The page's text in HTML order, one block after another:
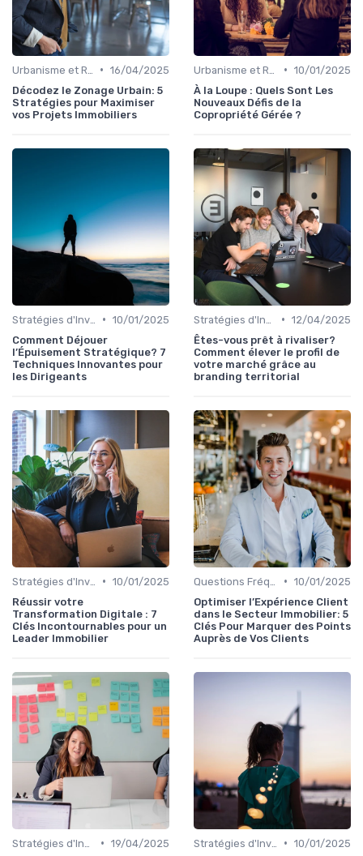
• 16/04/2025
Décodez le Zonage Urbain: 5
Stratégies pour Maximiser
vos Projets Immobiliers
• 10/01/2025
À la Loupe : Quels Sont Les
Nouveaux Défis de la
Copropriété Gérée ?
• 10/01/2025
Comment Déjouer
l’Épuisement Stratégique? 7
Techniques Innovantes pour
les Dirigeants
• 12/04/2025
Êtes-vous prêt à rivaliser?
Comment élever le profil de
votre marché grâce au
branding territorial
• 10/01/2025
Réussir votre
Transformation Digitale : 7
Clés Incontournables pour un
Leader Immobilier
• 10/01/2025
Optimiser l’Expérience Client
dans le Secteur Immobilier: 5
Clés Pour Marquer des Points
Auprès de Vos Clients
• 19/04/2025
• 10/01/2025